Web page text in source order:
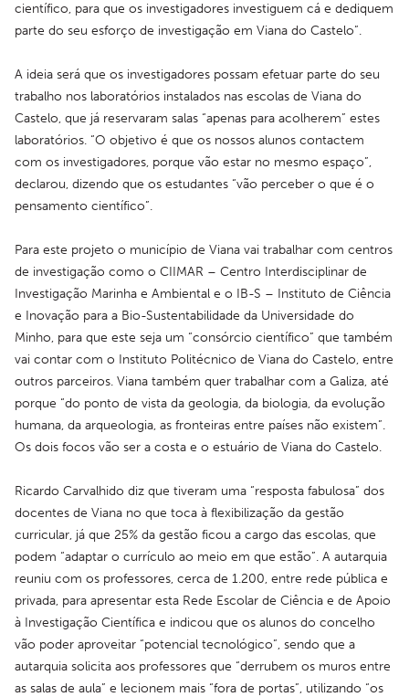
científico, para que os investigadores investiguem cá e dediquem
parte do seu esforço de investigação em Viana do Castelo”.
A ideia será que os investigadores possam efetuar parte do seu
trabalho nos laboratórios instalados nas escolas de Viana do
Castelo, que já reservaram salas “apenas para acolherem” estes
laboratórios. “O objetivo é que os nossos alunos contactem
com os investigadores, porque vão estar no mesmo espaço”,
declarou, dizendo que os estudantes “vão perceber o que é o
pensamento científico”.
Para este projeto o município de Viana vai trabalhar com centros
de investigação como o CIIMAR – Centro Interdisciplinar de
Investigação Marinha e Ambiental e o IB-S – Instituto de Ciência
e Inovação para a Bio-Sustentabilidade da Universidade do
Minho, para que este seja um “consórcio científico” que também
vai contar com o Instituto Politécnico de Viana do Castelo, entre
outros parceiros. Viana também quer trabalhar com a Galiza, até
porque “do ponto de vista da geologia, da biologia, da evolução
humana, da arqueologia, as fronteiras entre países não existem”.
Os dois focos vão ser a costa e o estuário de Viana do Castelo.
Ricardo Carvalhido diz que tiveram uma “resposta fabulosa” dos
docentes de Viana no que toca à flexibilização da gestão
curricular, já que 25% da gestão ficou a cargo das escolas, que
podem “adaptar o currículo ao meio em que estão”. A autarquia
reuniu com os professores, cerca de 1.200, entre rede pública e
privada, para apresentar esta Rede Escolar de Ciência e de Apoio
à Investigação Científica e indicou que os alunos do concelho
vão poder aproveitar “potencial tecnológico”, sendo que a
autarquia solicita aos professores que “derrubem os muros entre
as salas de aula” e lecionem mais “fora de portas”, utilizando “os